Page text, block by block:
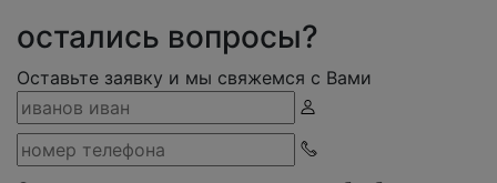
остались вопросы?
Оставьте заявку и мы свяжемся с Вами